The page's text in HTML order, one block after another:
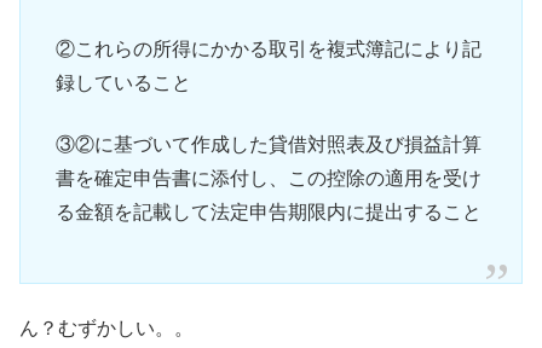
②これらの所得にかかる取引を複式簿記により記
録していること
③②に基づいて作成した貸借対照表及び損益計算
書を確定申告書に添付し、この控除の適用を受け
る金額を記載して法定申告期限内に提出すること
ん？むずかしい。。